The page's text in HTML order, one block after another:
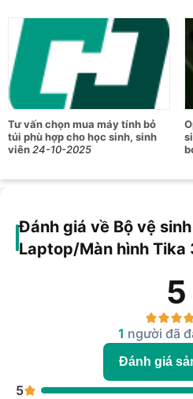
0828522255
231A đường 3/2, Phường Tân
0935049292
225 Phan Châu Trinh, Phường
0788655155
153 Nguyễn Văn Linh, Phường
0777499899
460-462 Đường Tôn Đức
Nẵng
07–09 Phan Bội Châu,
0899829966
896 Đường Võ Nguyên Giáp,
Biên
1039 Phú Riềng Đỏ, Phường
260 đường Hùng Vương,
690-692 Phạm Văn Thuận,
92 Nguyễn Ái Quốc - Khu Phố
Đồng Nai
Tư vấn chọn mua máy tính bỏ
túi phù hợp cho học sinh, sinh
viên24-10-2025
Đánh giá về Bộ vệ sinh
Laptop/Màn hình Tika
5
1 người đã
Đánh giá
5